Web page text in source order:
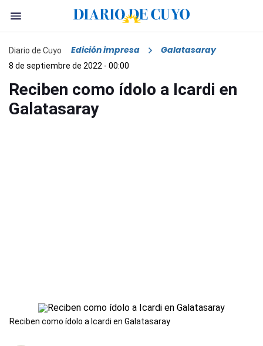
Diario de Cuyo Edición impresa Galatasaray
8 de septiembre de 2022 - 00:00
Reciben como ídolo a Icardi en
Galatasaray
Reciben como ídolo a Icardi en Galatasaray